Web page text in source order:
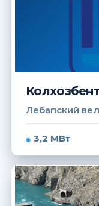
Лебапский
3,2 МВт